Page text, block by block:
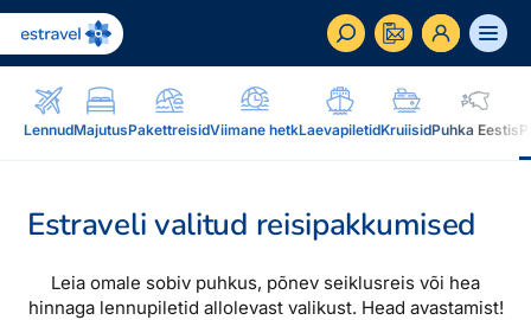
LennudMajutusPakettreisidViimane hetkLaevapiletidKruiisidPuhka Eestis
ET RU EN
Blogi, sihtkohad, podcastid, ajakiri, uudiskiri...
Estraveli valitud reisipakkumised
Leia omale sobiv puhkus, põnev seiklusreis või hea
hinnaga lennupiletid allolevast valikust. Head avastamist!